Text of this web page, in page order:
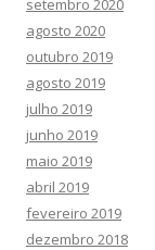
setembro 2020
agosto 2020
outubro 2019
agosto 2019
julho 2019
junho 2019
maio 2019
abril 2019
fevereiro 2019
dezembro 2018